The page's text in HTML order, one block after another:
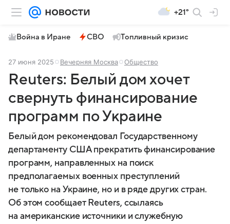
+21°
Война в Иране СВО Топливный кризис
27 июня 2025 Вечерняя Москва Общество
Reuters: Белый дом хочет
свернуть финансирование
программ по Украине
Белый дом рекомендовал Государственному
департаменту США прекратить финансирование
программ, направленных на поиск
предполагаемых военных преступлений
не только на Украине, но и в ряде других стран.
Об этом сообщает Reuters, ссылаясь
на американские источники и служебную